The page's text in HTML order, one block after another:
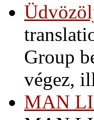
Group
végez,
MAN